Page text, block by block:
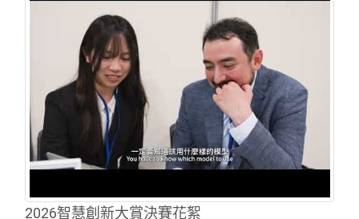
2026智慧創新大賞決賽花絮